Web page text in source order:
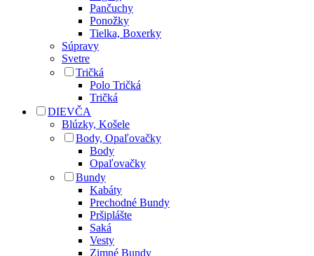
Pančuchy
Ponožky
Tielka, Boxerky
Súpravy
Svetre
Tričká
Polo Tričká
Tričká
DIEVČA
Blúzky, Košele
Body, Opaľovačky
Body
Opaľovačky
Bundy
Kabáty
Prechodné Bundy
Pršiplášte
Saká
Vesty
Zimné Bundy